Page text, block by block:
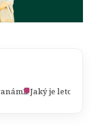
Jaký je letošní